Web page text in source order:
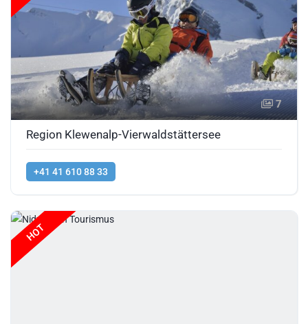
7
Region Klewenalp-Vierwaldstättersee
+41 41 610 88 33
HOT